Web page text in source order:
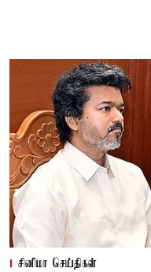
சினிமா செய்திகள்